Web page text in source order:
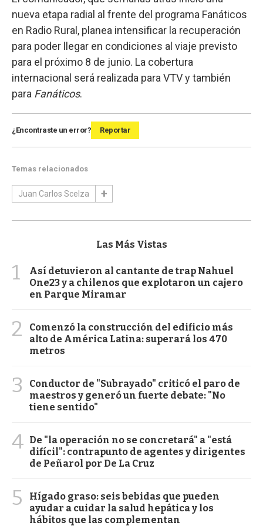
nueva etapa radial al frente del programa Fanáticos
en Radio Rural, planea intensificar la recuperación
para poder llegar en condiciones al viaje previsto
para el próximo 8 de junio. La cobertura
internacional será realizada para VTV y también
para Fanáticos.
¿Encontraste un error? Reportar
Temas relacionados
Juan Carlos Scelza
Las Más Vistas
1
Así detuvieron al cantante de trap Nahuel
One23 y a chilenos que explotaron un cajero
en Parque Miramar
2
Comenzó la construcción del edificio más
alto de América Latina: superará los 470
metros
3
Conductor de "Subrayado" criticó el paro de
maestros y generó un fuerte debate: "No
tiene sentido"
4 De "la operación no se concretará" a "está
difícil": contrapunto de agentes y dirigentes
de Peñarol por De La Cruz
5
Hígado graso: seis bebidas que pueden
ayudar a cuidar la salud hepática y los
hábitos que las complementan